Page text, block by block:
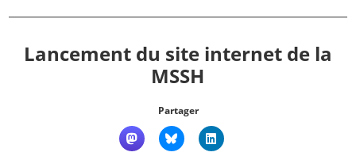
Lancement du site internet de la
MSSH
Partager